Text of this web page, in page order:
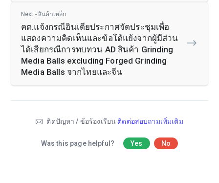
Next - สินค้าเหล็ก
คต.แจ้งกรณีอินเดียประกาศจัดประชุมเพื่อ
แสดงความคิดเห็นและข้อโต้แย้งจากผู้มีส่วน
ได้เสียกรณีการทบทวน AD สินค้า Grinding
Media Balls excluding Forged Grinding
Media Balls จากไทยและจีน
ติดปัญหา / ข้อร้องเรียน ติดต่อสอบถามเพิ่มเติม
Was this page helpful? Yes No